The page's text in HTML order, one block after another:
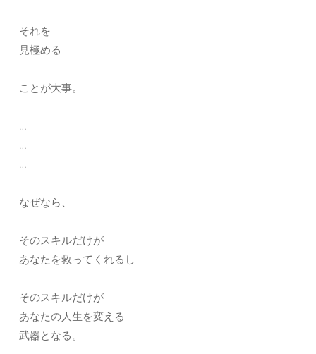
それを
見極める
ことが大事。
…
…
…
なぜなら、
そのスキルだけが
あなたを救ってくれるし
そのスキルだけが
あなたの人生を変える
武器となる。